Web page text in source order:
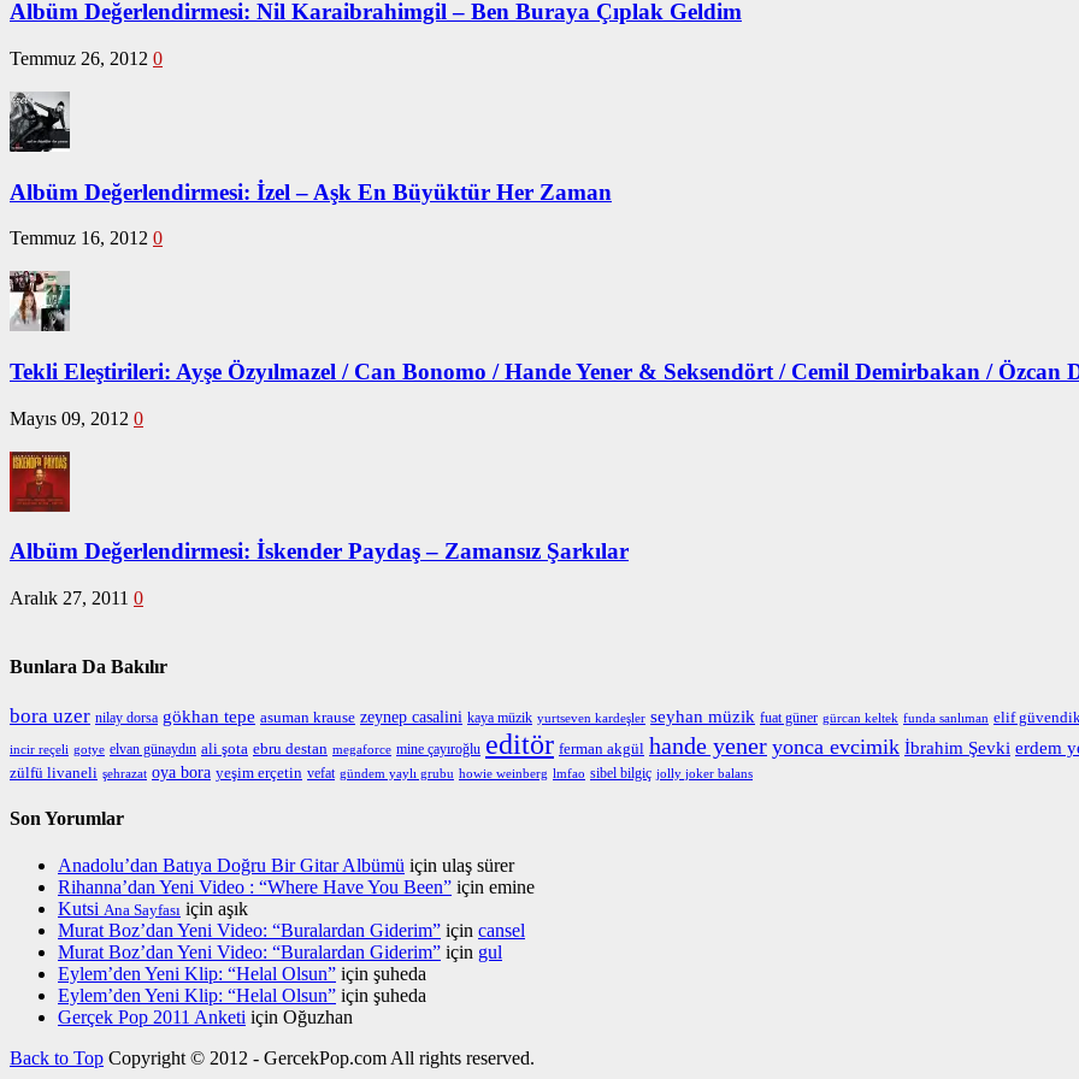
Albüm Değerlendirmesi: Nil Karaibrahimgil – Ben Buraya Çıplak Geldim
Temmuz 26, 2012 0
Albüm Değerlendirmesi: İzel – Aşk En Büyüktür Her Zaman
Temmuz 16, 2012 0
Tekli Eleştirileri: Ayşe Özyılmazel / Can Bonomo / Hande Yener & Seksendört / Cemil Demirbakan / Özcan
Mayıs 09, 2012 0
Albüm Değerlendirmesi: İskender Paydaş – Zamansız Şarkılar
Aralık 27, 2011 0
Bunlara Da Bakılır
bora uzer nilay dorsa gökhan tepe asuman krause zeynep casalini kaya müzik yurtseven kardeşler seyhan müzik fuat güner gürcan keltek funda sanlıman elif güvendik
incir reçeli gotye elvan günaydın ali şota ebru destan megaforce mine çayıroğlu editör ferman akgül hande yener yonca evcimik İbrahim Şevki erdem
zülfü livaneli şehrazat oya bora yeşim erçetin vefat gündem yaylı grubu howie weinberg lmfao sibel bilgiç jolly joker balans
Son Yorumlar
Anadolu’dan Batıya Doğru Bir Gitar Albümü için ulaş sürer
Rihanna’dan Yeni Video : “Where Have You Been” için emine
Kutsi Ana Sayfası için aşık
Murat Boz’dan Yeni Video: “Buralardan Giderim” için cansel
Murat Boz’dan Yeni Video: “Buralardan Giderim” için gul
Eylem’den Yeni Klip: “Helal Olsun” için şuheda
Eylem’den Yeni Klip: “Helal Olsun” için şuheda
Gerçek Pop 2011 Anketi için Oğuzhan
Back to Top Copyright © 2012 - GercekPop.com All rights reserved.